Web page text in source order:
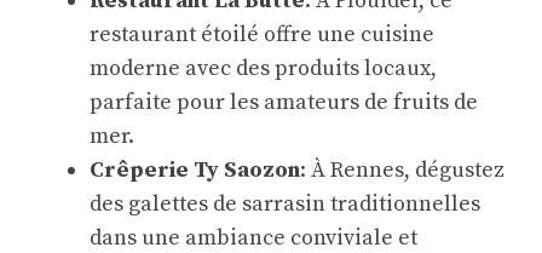
restaurant étoilé offre une cuisine
moderne avec des produits locaux,
parfaite pour les amateurs de fruits de
mer.
Crêperie Ty Saozon: À Rennes, dégustez
des galettes de sarrasin traditionnelles
dans une ambiance conviviale et